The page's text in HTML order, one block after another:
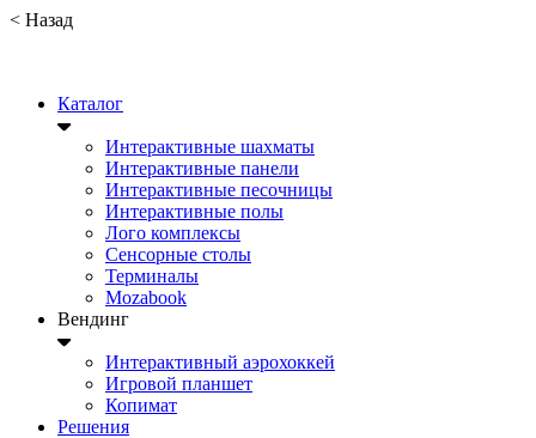
< Назад
Каталог
Интерактивные шахматы
Интерактивные панели
Интерактивные песочницы
Интерактивные полы
Лого комплексы
Сенсорные столы
Терминалы
Mozabook
Вендинг
Интерактивный аэрохоккей
Игровой планшет
Копимат
Решения